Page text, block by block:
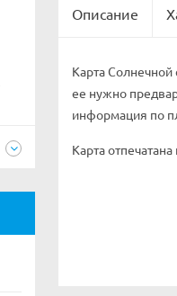
Описание
Карта Солнечной
ее нужно
информация по
Карта